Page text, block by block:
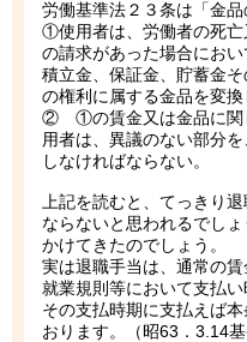
労働基準法２３条は「金品
①使用者は、労働者の死亡
の請求があった場合におい
積立金、保証金、貯蓄金
の権利に属する金品を変換
② ①の賃金又は金品に関
用者は、異議のない部分
しなければならない。
上記を読むと、てっきり
ならないと思われるでし
かけてきたのでしょう。
実は退職手当は、通常の
就業規則等において支払い
その支払時期に支払えば
おります。（昭63．3.14基